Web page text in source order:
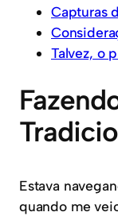
Capturas
Talvez, o
Estava
quando me